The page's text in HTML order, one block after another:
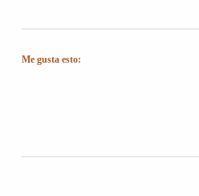
Me gusta esto: